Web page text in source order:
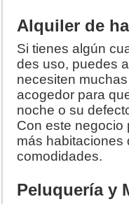
Alquiler de
Si tienes algún
des uso, puedes
necesiten
acogedor para
noche o su
Con este negocio
más habitaciones
comodidades.
Peluquería y